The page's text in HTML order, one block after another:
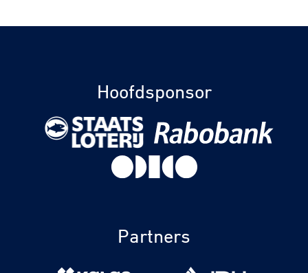
Hoofdsponsor
Partners